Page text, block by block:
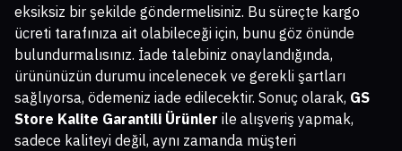
eksiksiz bir şekilde göndermelisiniz. Bu süreçte kargo
ücreti tarafınıza ait olabileceği için, bunu göz önünde
bulundurmalısınız. İade talebiniz onaylandığında,
ürününüzün durumu incelenecek ve gerekli şartları
sağlıyorsa, ödemeniz iade edilecektir. Sonuç olarak, GS
Store Kalite Garantili Ürünler ile alışveriş yapmak,
sadece kaliteyi değil, aynı zamanda müşteri